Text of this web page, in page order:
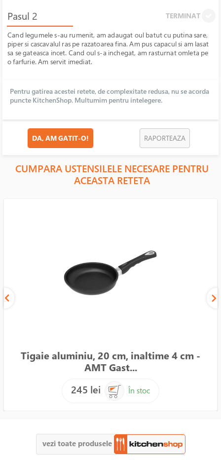
Pasul 2 TERMINAT
Cand legumele s-au rumenit, am adaugat oul batut cu putina sare,
piper si cascavalul ras pe razatoarea fina. Am pus capacul si am lasat
sa se gateasca incet. Cand oul s-a inchegat, am rasturnat omleta pe
o farfurie. Am servit imediat.
Pentru gatirea acestei retete, de complexitate redusa, nu se acorda
puncte KitchenShop. Multumim pentru intelegere.
DA, AM GATIT-O! RAPORTEAZA
CUMPARA USTENSILELE NECESARE PENTRU
ACEASTA RETETA
Tigaie aluminiu, 20 cm, inaltime 4 cm -
AMT Gast...
245 lei
În stoc
vezi toate produsele